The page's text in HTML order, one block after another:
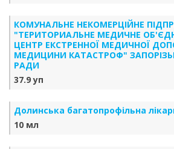
КОМУНАЛЬНЕ НЕКОМЕРЦІЙНЕ
"ТЕРИТОРИАЛЬНЕ МЕДИЧНЕ
ЦЕНТР ЕКСТРЕННОЇ МЕДИЧНОЇ
МЕДИЦИНИ КАТАСТРОФ"
РАДИ
37.9 уп
Долинська багатопрофільна
10 мл